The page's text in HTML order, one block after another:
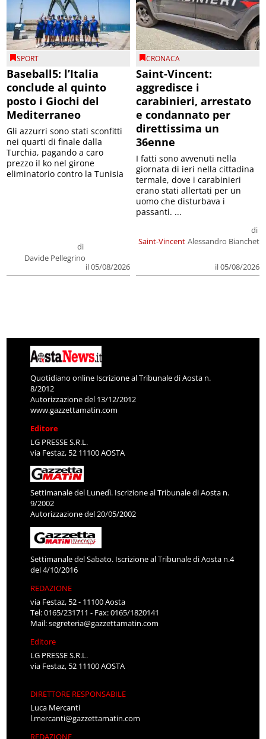
SPORT
Baseball5: l’Italia
conclude al quinto
posto i Giochi del
Mediterraneo
di
Davide Pellegrino
il 05/08/2026
Gli azzurri sono stati sconfitti
nei quarti di finale dalla
Turchia, pagando a caro
prezzo il ko nel girone
eliminatorio contro la Tunisia
CRONACA
Saint-Vincent:
aggredisce i
carabinieri, arrestato
e condannato per
direttissima un
36enne
Saint-Vincent
di
Alessandro Bianchet
il 05/08/2026
I fatti sono avvenuti nella
giornata di ieri nella cittadina
termale, dove i carabinieri
erano stati allertati per un
uomo che disturbava i
passanti. ...
Quotidiano online Iscrizione al Tribunale di Aosta n.
8/2012
Autorizzazione del 13/12/2012
www.gazzettamatin.com
Editore
LG PRESSE S.R.L.
via Festaz, 52 11100 AOSTA
Settimanale del Lunedì. Iscrizione al Tribunale di Aosta n.
9/2002
Autorizzazione del 20/05/2002
Settimanale del Sabato. Iscrizione al Tribunale di Aosta n.4
del 4/10/2016
REDAZIONE
via Festaz, 52 - 11100 Aosta
Tel: 0165/231711 - Fax: 0165/1820141
Mail:segreteria@gazzettamatin.com
Editore
LG PRESSE S.R.L.
via Festaz, 52 11100 AOSTA
DIRETTORE RESPONSABILE
Luca Mercanti
l.mercanti@gazzettamatin.com
REDAZIONE